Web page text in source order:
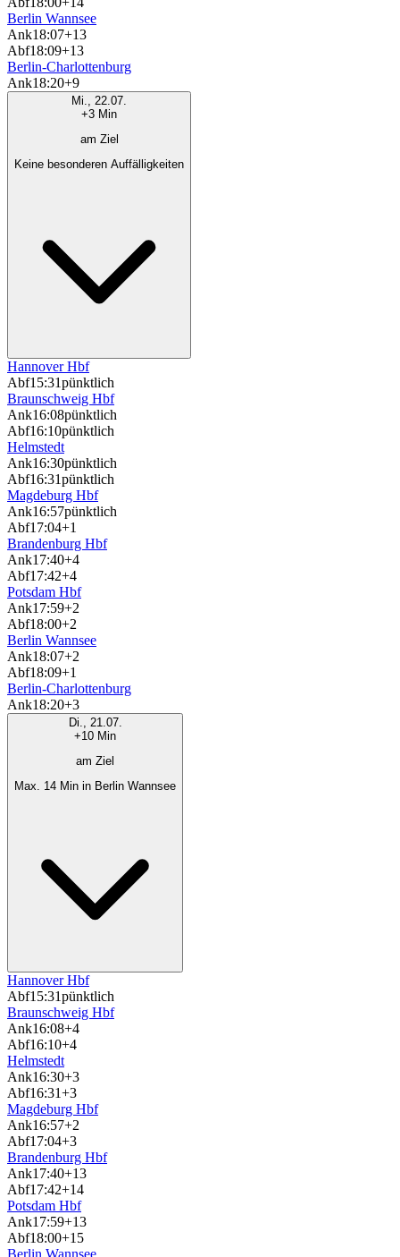
Berlin Wannsee
Ank18:07+13
Abf18:09+13
Berlin-Charlottenburg
Ank18:20+9
Mi., 22.07.
+3 Min
am Ziel
Keine besonderen Auffälligkeiten
Hannover Hbf
Abf15:31pünktlich
Braunschweig Hbf
Ank16:08pünktlich
Abf16:10pünktlich
Helmstedt
Ank16:30pünktlich
Abf16:31pünktlich
Magdeburg Hbf
Ank16:57pünktlich
Abf17:04+1
Brandenburg Hbf
Ank17:40+4
Abf17:42+4
Potsdam Hbf
Ank17:59+2
Abf18:00+2
Berlin Wannsee
Ank18:07+2
Abf18:09+1
Berlin-Charlottenburg
Ank18:20+3
Di., 21.07.
+10 Min
am Ziel
Max. 14 Min in Berlin Wannsee
Hannover Hbf
Abf15:31pünktlich
Braunschweig Hbf
Ank16:08+4
Abf16:10+4
Helmstedt
Ank16:30+3
Abf16:31+3
Magdeburg Hbf
Ank16:57+2
Abf17:04+3
Brandenburg Hbf
Ank17:40+13
Abf17:42+14
Potsdam Hbf
Ank17:59+13
Abf18:00+15
Berlin Wannsee